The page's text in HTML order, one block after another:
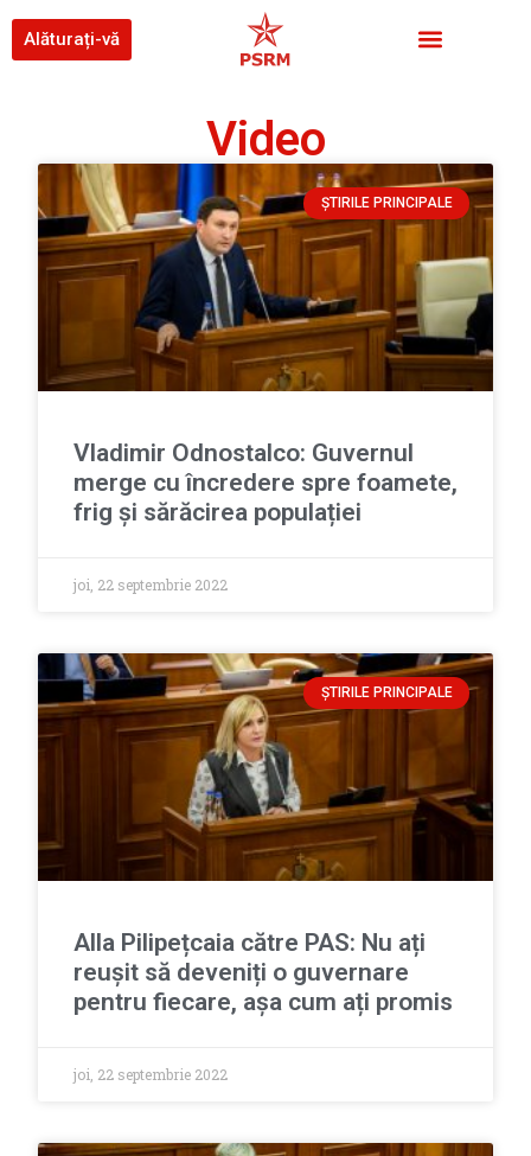
Alăturați-vă
Video
ȘTIRILE PRINCIPALE
Vladimir Odnostalco: Guvernul
merge cu încredere spre foamete,
frig și sărăcirea populației
joi, 22 septembrie 2022
ȘTIRILE PRINCIPALE
Alla Pilipețcaia către PAS: Nu ați
reușit să deveniți o guvernare
pentru fiecare, așa cum ați promis
joi, 22 septembrie 2022